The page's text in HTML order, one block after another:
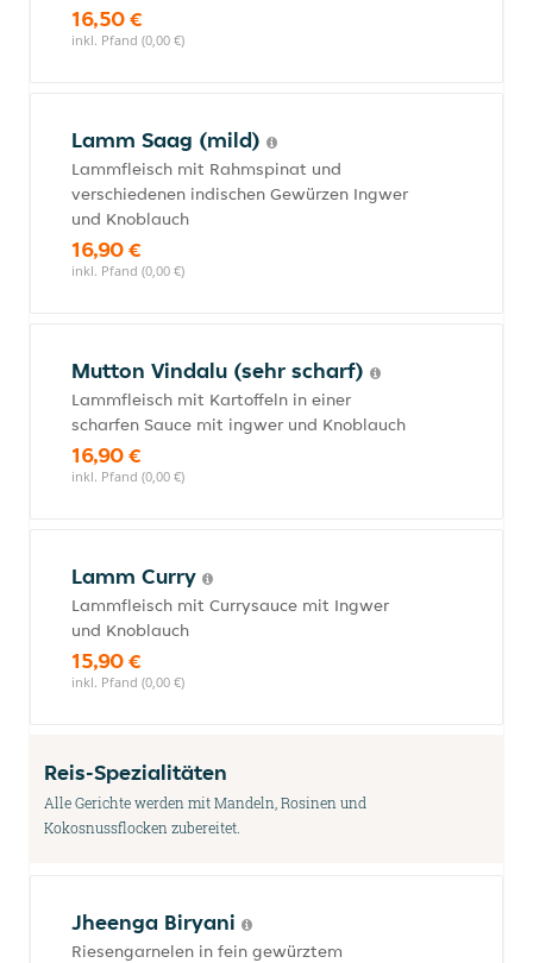
16,50 €
inkl. Pfand (0,00 €)
Lamm Saag (mild)
Lammfleisch mit Rahmspinat und
verschiedenen indischen Gewürzen Ingwer
und Knoblauch
16,90 €
inkl. Pfand (0,00 €)
Mutton Vindalu (sehr scharf)
Lammfleisch mit Kartoffeln in einer
scharfen Sauce mit ingwer und Knoblauch
16,90 €
inkl. Pfand (0,00 €)
Lamm Curry
Lammfleisch mit Currysauce mit Ingwer
und Knoblauch
15,90 €
inkl. Pfand (0,00 €)
Reis-Spezialitäten
Alle Gerichte werden mit Mandeln, Rosinen und
Kokosnussflocken zubereitet.
Jheenga Biryani
Riesengarnelen in fein gewürztem